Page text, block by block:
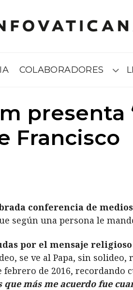
COLABORADORES
presenta
Francisco
conferencia de medios
según una persona le
por el mensaje
se ve al Papa, sin
febrero de 2016, recordando
que más me acuerdo fue